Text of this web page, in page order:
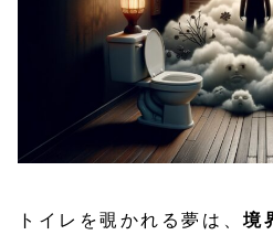
トイレを覗かれる夢は、境